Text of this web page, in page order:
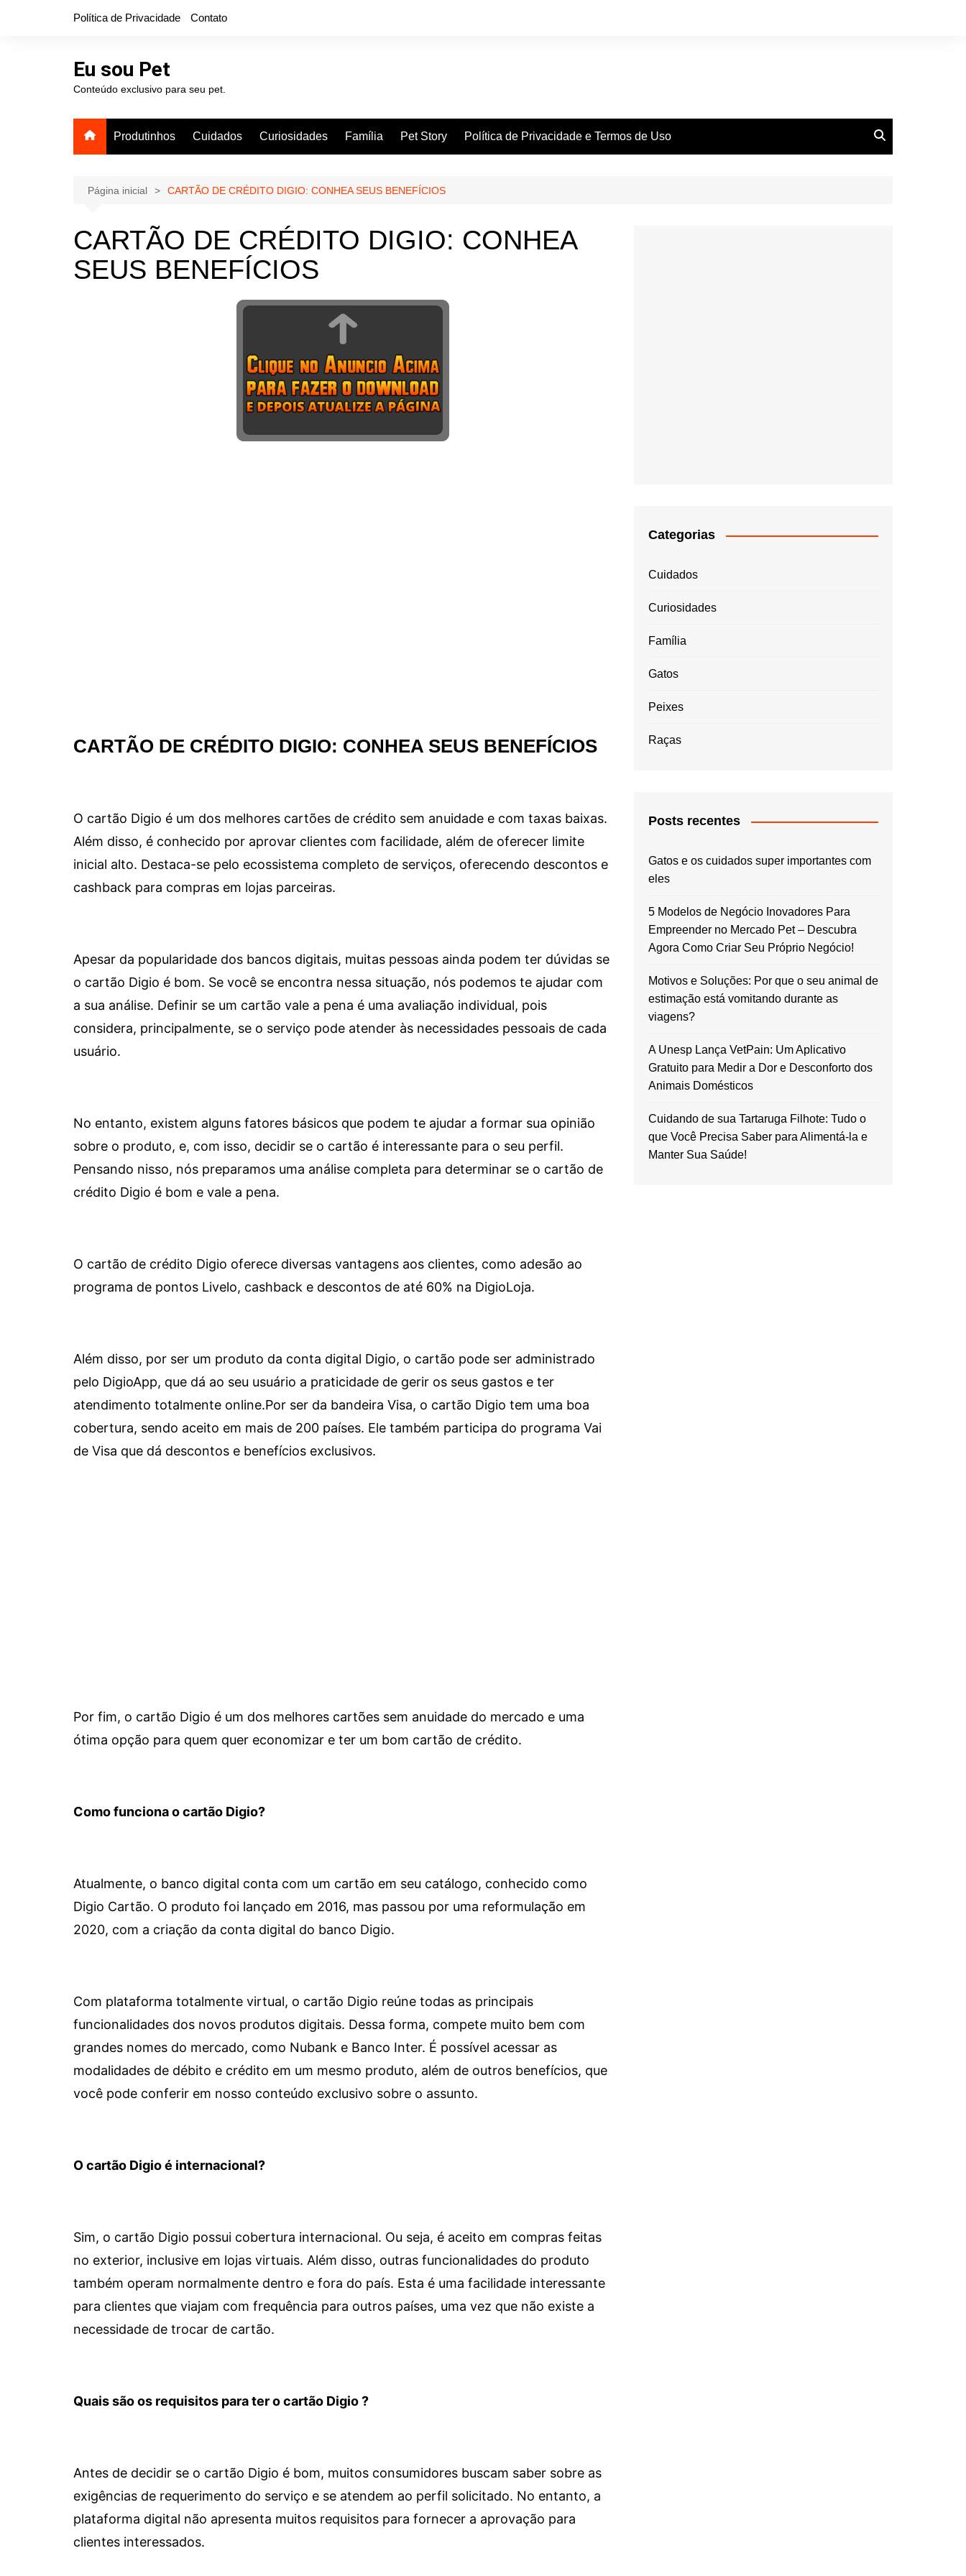
Política de Privacidade Contato
Eu sou Pet
Conteúdo exclusivo para seu pet.
Produtinhos Cuidados Curiosidades Família Pet Story Política de Privacidade e Termos de Uso
Página inicial CARTÃO DE CRÉDITO DIGIO: CONHEA SEUS BENEFÍCIOS
CARTÃO DE CRÉDITO DIGIO: CONHEA
SEUS BENEFÍCIOS
CARTÃO DE CRÉDITO DIGIO: CONHEA SEUS BENEFÍCIOS
O cartão Digio é um dos melhores cartões de crédito sem anuidade e com taxas baixas.
Além disso, é conhecido por aprovar clientes com facilidade, além de oferecer limite
inicial alto. Destaca-se pelo ecossistema completo de serviços, oferecendo descontos e
cashback para compras em lojas parceiras.
Apesar da popularidade dos bancos digitais, muitas pessoas ainda podem ter dúvidas se
o cartão Digio é bom. Se você se encontra nessa situação, nós podemos te ajudar com
a sua análise. Definir se um cartão vale a pena é uma avaliação individual, pois
considera, principalmente, se o serviço pode atender às necessidades pessoais de cada
usuário.
No entanto, existem alguns fatores básicos que podem te ajudar a formar sua opinião
sobre o produto, e, com isso, decidir se o cartão é interessante para o seu perfil.
Pensando nisso, nós preparamos uma análise completa para determinar se o cartão de
crédito Digio é bom e vale a pena.
O cartão de crédito Digio oferece diversas vantagens aos clientes, como adesão ao
programa de pontos Livelo, cashback e descontos de até 60% na DigioLoja.
Além disso, por ser um produto da conta digital Digio, o cartão pode ser administrado
pelo DigioApp, que dá ao seu usuário a praticidade de gerir os seus gastos e ter
atendimento totalmente online.Por ser da bandeira Visa, o cartão Digio tem uma boa
cobertura, sendo aceito em mais de 200 países. Ele também participa do programa Vai
de Visa que dá descontos e benefícios exclusivos.
Por fim, o cartão Digio é um dos melhores cartões sem anuidade do mercado e uma
ótima opção para quem quer economizar e ter um bom cartão de crédito.
Como funciona o cartão Digio?
Atualmente, o banco digital conta com um cartão em seu catálogo, conhecido como
Digio Cartão. O produto foi lançado em 2016, mas passou por uma reformulação em
2020, com a criação da conta digital do banco Digio.
Com plataforma totalmente virtual, o cartão Digio reúne todas as principais
funcionalidades dos novos produtos digitais. Dessa forma, compete muito bem com
grandes nomes do mercado, como Nubank e Banco Inter. É possível acessar as
modalidades de débito e crédito em um mesmo produto, além de outros benefícios, que
você pode conferir em nosso conteúdo exclusivo sobre o assunto.
O cartão Digio é internacional?
Sim, o cartão Digio possui cobertura internacional. Ou seja, é aceito em compras feitas
no exterior, inclusive em lojas virtuais. Além disso, outras funcionalidades do produto
também operam normalmente dentro e fora do país. Esta é uma facilidade interessante
para clientes que viajam com frequência para outros países, uma vez que não existe a
necessidade de trocar de cartão.
Quais são os requisitos para ter o cartão Digio ?
Antes de decidir se o cartão Digio é bom, muitos consumidores buscam saber sobre as
exigências de requerimento do serviço e se atendem ao perfil solicitado. No entanto, a
plataforma digital não apresenta muitos requisitos para fornecer a aprovação para
clientes interessados.
Categorias
Cuidados
Curiosidades
Família
Gatos
Peixes
Raças
Posts recentes
Gatos e os cuidados super importantes com
eles
5 Modelos de Negócio Inovadores Para
Empreender no Mercado Pet – Descubra
Agora Como Criar Seu Próprio Negócio!
Motivos e Soluções: Por que o seu animal de
estimação está vomitando durante as
viagens?
A Unesp Lança VetPain: Um Aplicativo
Gratuito para Medir a Dor e Desconforto dos
Animais Domésticos
Cuidando de sua Tartaruga Filhote: Tudo o
que Você Precisa Saber para Alimentá-la e
Manter Sua Saúde!